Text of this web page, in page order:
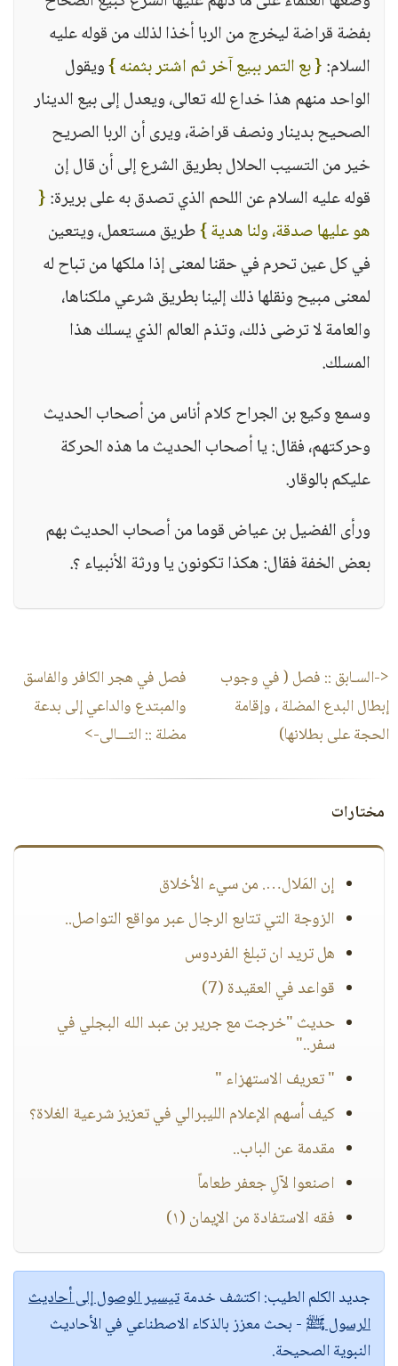
بفضة قراضة ليخرج من الربا أخذا لذلك من قوله عليه
السلام:{ بع التمر ببيع آخر ثم اشتر بثمنه }ويقول
الواحد منهم هذا خداع لله تعالى، ويعدل إلى بيع الدينار
الصحيح بدينار ونصف قراضة، ويرى أن الربا الصريح
خير من التسيب الحلال بطريق الشرع إلى أن قال إن
قوله عليه السلام عن اللحم الذي تصدق به على بريرة:{
هو عليها صدقة، ولنا هدية }طريق مستعمل، ويتعين
في كل عين تحرم في حقنا لمعنى إذا ملكها من تباح له
لمعنى مبيح ونقلها ذلك إلينا بطريق شرعي ملكناها،
والعامة لا ترضى ذلك، وتذم العالم الذي يسلك هذا
المسلك.
وسمع وكيع بن الجراح كلام أناس من أصحاب الحديث
وحركتهم، فقال: يا أصحاب الحديث ما هذه الحركة
عليكم بالوقار.
ورأى الفضيل بن عياض قوما من أصحاب الحديث بهم
بعض الخفة فقال: هكذا تكونون يا ورثة الأنبياء ؟.
<-السـابق :: فصل ( في وجوب
إبطال البدع المضلة ، وإقامة
الحجة على بطلانها)
فصل في هجر الكافر والفاسق
والمبتدع والداعي إلى بدعة
مضلة :: التـــالى->
مختارات
إن المَلال…. من سيء الأخلاق
الزوجة التي تتابع الرجال عبر مواقع التواصل..
هل تريد ان تبلغ الفردوس
قواعد في العقيدة (7)
حديث "خرجت مع جرير بن عبد الله البجلي في
سفر.."
" تعريف الاستهزاء "
كيف أسهم الإعلام الليبرالي في تعزيز شرعية الغلاة؟
مقدمة عن الباب..
اصنعوا لآلِ جعفر طعاماً
فقه الاستفادة من الإيمان (١)
جديد الكلم الطيب:اكتشف خدمةتيسير الوصول إلى أحاديث
الرسول ﷺ - بحث معزز بالذكاء الاصطناعي في الأحاديث
النبوية الصحيحة.